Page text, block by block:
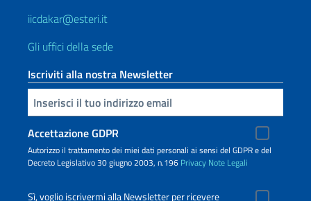
iicdakar@esteri.it
Gli uffici della sede
Iscriviti alla nostra Newsletter
Inserisci la tua email
Accettazione GDPR
Autorizzo il trattamento dei miei dati personali ai sensi del GDPR e del
Decreto Legislativo 30 giugno 2003, n.196 Privacy Note Legali
Sì, voglio iscrivermi alla Newsletter per ricevere